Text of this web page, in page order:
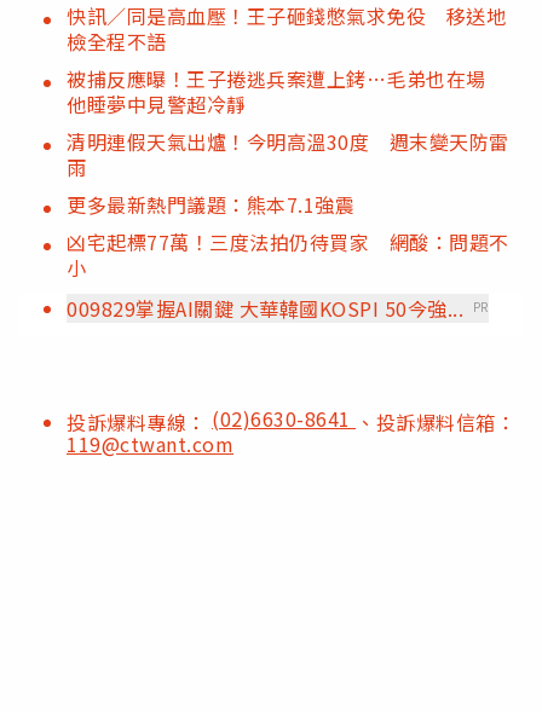
快訊／同是高血壓！王子砸錢憋氣求免役 移送地
檢全程不語
被捕反應曝！王子捲逃兵案遭上銬…毛弟也在場
他睡夢中見警超冷靜
清明連假天氣出爐！今明高溫30度 週末變天防雷
雨
更多最新熱門議題：熊本7.1強震
凶宅起標77萬！三度法拍仍待買家 網酸：問題不
小
009829掌握AI關鍵 大華韓國KOSPI 50今強...
PR
投訴爆料專線： (02)6630-8641 、投訴爆料信箱：
119@ctwant.com